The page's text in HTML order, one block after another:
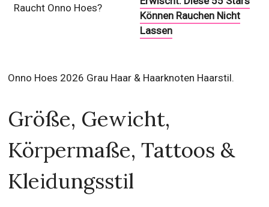
Raucht Onno Hoes?
Können Rauchen Nicht
Lassen
Onno Hoes 2026 Grau Haar & Haarknoten Haarstil.
Größe, Gewicht,
Körpermaße, Tattoos &
Kleidungsstil